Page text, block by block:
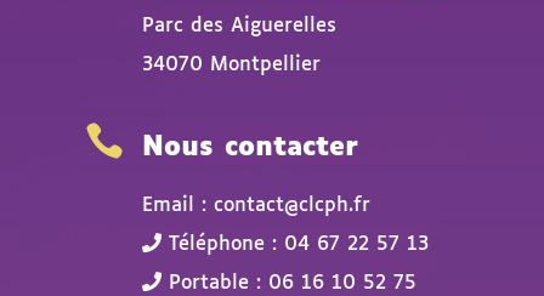
Parc des Aiguerelles
34070 Montpellier
 Nous contacter
Email : contact@clcph.fr
Téléphone : 04 67 22 57 13
Portable : 06 16 10 52 75